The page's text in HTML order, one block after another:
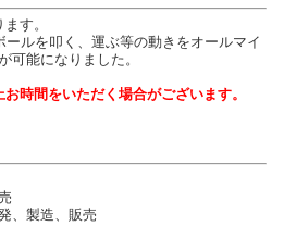
す。
ルを叩く、運ぶ等の動きをオールマイ
可能になりました。
時間をいただく場合がございます。
売
、製造、販売